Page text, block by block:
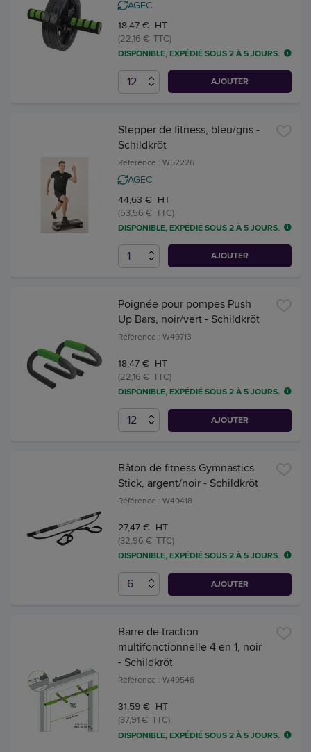
AGEC
18,47 € HT
(22,16 € TTC)
DISPONIBLE, EXPÉDIÉ SOUS 2 À 5 JOURS.
AJOUTER
Stepper de fitness, bleu/gris -
Schildkröt
Référence : W52226
AGEC
44,63 € HT
(53,56 € TTC)
DISPONIBLE, EXPÉDIÉ SOUS 2 À 5 JOURS.
AJOUTER
Poignée pour pompes Push
Up Bars, noir/vert - Schildkröt
Référence : W49713
18,47 € HT
(22,16 € TTC)
DISPONIBLE, EXPÉDIÉ SOUS 2 À 5 JOURS.
AJOUTER
Bâton de fitness Gymnastics
Stick, argent/noir - Schildkröt
Référence : W49418
27,47 € HT
(32,96 € TTC)
DISPONIBLE, EXPÉDIÉ SOUS 2 À 5 JOURS.
AJOUTER
Barre de traction
multifonctionnelle 4 en 1, noir
- Schildkröt
Référence : W49546
31,59 € HT
(37,91 € TTC)
DISPONIBLE, EXPÉDIÉ SOUS 2 À 5 JOURS.